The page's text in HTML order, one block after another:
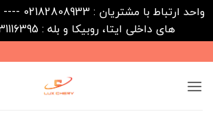
واحد
های داخلی ایتا، روبیکا و بله : 09031116395
to
content